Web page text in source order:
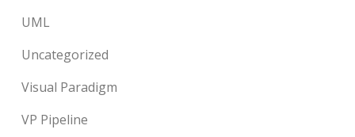
UML
Uncategorized
Visual Paradigm
VP Pipeline